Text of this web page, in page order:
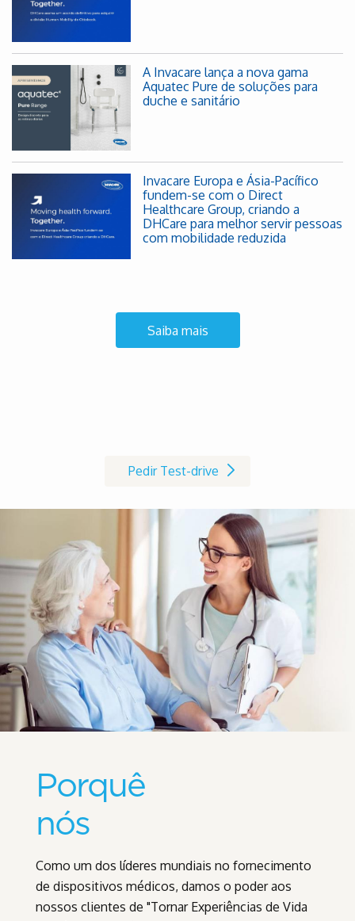
A Invacare lança a nova gama
Aquatec Pure de soluções para
duche e sanitário
Invacare Europa e Ásia-Pacífico
fundem-se com o Direct
Healthcare Group, criando a
DHCare para melhor servir pessoas
com mobilidade reduzida
Saiba mais
Pedir Test-drive
Porquê
nós
Como um dos líderes mundiais no fornecimento
de dispositivos médicos, damos o poder aos
nossos clientes de "Tornar Experiências de Vida